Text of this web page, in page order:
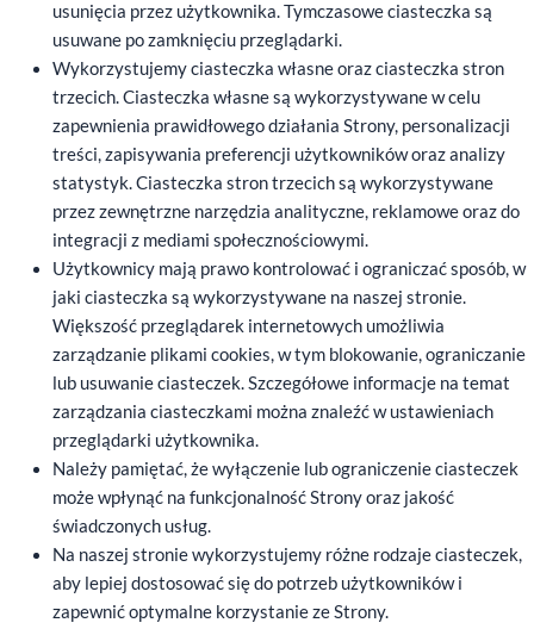
usunięcia przez użytkownika. Tymczasowe ciasteczka są
usuwane po zamknięciu przeglądarki.
Wykorzystujemy ciasteczka własne oraz ciasteczka stron
trzecich. Ciasteczka własne są wykorzystywane w celu
zapewnienia prawidłowego działania Strony, personalizacji
treści, zapisywania preferencji użytkowników oraz analizy
statystyk. Ciasteczka stron trzecich są wykorzystywane
przez zewnętrzne narzędzia analityczne, reklamowe oraz do
integracji z mediami społecznościowymi.
Użytkownicy mają prawo kontrolować i ograniczać sposób, w
jaki ciasteczka są wykorzystywane na naszej stronie.
Większość przeglądarek internetowych umożliwia
zarządzanie plikami cookies, w tym blokowanie, ograniczanie
lub usuwanie ciasteczek. Szczegółowe informacje na temat
zarządzania ciasteczkami można znaleźć w ustawieniach
przeglądarki użytkownika.
Należy pamiętać, że wyłączenie lub ograniczenie ciasteczek
może wpłynąć na funkcjonalność Strony oraz jakość
świadczonych usług.
Na naszej stronie wykorzystujemy różne rodzaje ciasteczek,
aby lepiej dostosować się do potrzeb użytkowników i
zapewnić optymalne korzystanie ze Strony.